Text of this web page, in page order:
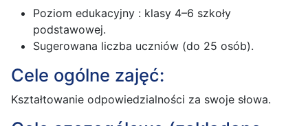
Poziom edukacyjny : klasy 4–6 szkoły
podstawowej.
Sugerowana liczba uczniów (do 25 osób).
Cele ogólne zajęć:
Kształtowanie odpowiedzialności za swoje słowa.